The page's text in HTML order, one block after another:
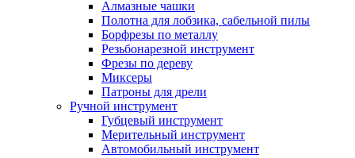
Алмазные чашки
Полотна для лобзика, сабельной пилы
Борфрезы по металлу
Резьбонарезной инструмент
Фрезы по дереву
Миксеры
Патроны для дрели
Ручной инструмент
Губцевый инструмент
Мерительный инструмент
Автомобильный инструмент